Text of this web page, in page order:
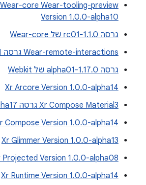
core Wear-tooling-preview
Version 1.0.0-alpha10
גרסה 1.1.0-rc01 של Wear-core
Wear-remote-interactions גרסה ‎1.3.0-alpha01
גרסה 1.17.0-alpha01 של Webkit
Xr Arcore Version 1.0.0-alpha14
Xr Compose Material3 גרסה ‎1.0.0-alpha17
Compose Version 1.0.0-alpha14
Xr Glimmer Version 1.0.0-alpha13
Projected Version 1.0.0-alpha08
Xr Runtime Version 1.0.0-alpha14